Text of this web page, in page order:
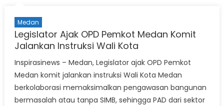
Medan
Legislator Ajak OPD Pemkot Medan Komit
Jalankan Instruksi Wali Kota
Inspirasinews – Medan, Legislator ajak OPD Pemkot
Medan komit jalankan instruksi Wali Kota Medan
berkolaborasi memaksimalkan pengawasan bangunan
bermasalah atau tanpa SIMB, sehingga PAD dari sektor